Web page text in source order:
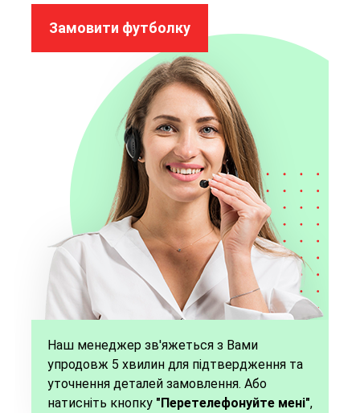
Замовити футболку
Наш менеджер зв'яжеться з Вами
упродовж 5 хвилин для підтвердження та
уточнення деталей замовлення. Або
натисніть кнопку "Перетелефонуйте мені",